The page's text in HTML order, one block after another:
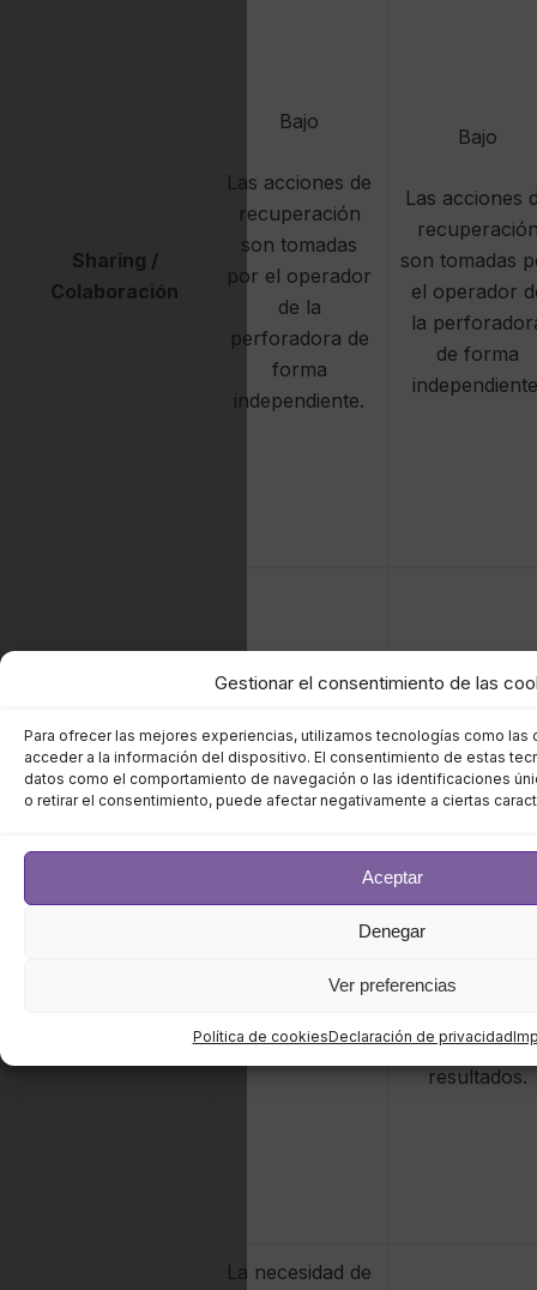
Gestionar el consentimiento de las
Para ofrecer las mejores experiencias, utilizamos tecnologías como las
acceder a la información del dispositivo. El consentimiento de estas
datos como el comportamiento de navegación o las identificaciones
o retirar el consentimiento, puede afectar negativamente a ciertas
Aceptar
Denegar
Ver preferencias
Política de cookiesDeclaración de privacidad
Sharing /
Colaboración
Bajo
Las acciones de
recuperación
son tomadas
por el operador
de la
perforadora de
forma
independiente.
Bajo
Las acciones
son tomadas
el operador
la
de forma
Alto
de las emisiones
requiere
largo plazo.
La mejora
modelo
a largo plazo
la flota para
mejores
resultados.
La necesidad de